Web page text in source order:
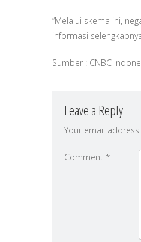
“Melalui skema ini,
informasi
Sumber : CNBC
Leave a Reply
Your email
Comment *